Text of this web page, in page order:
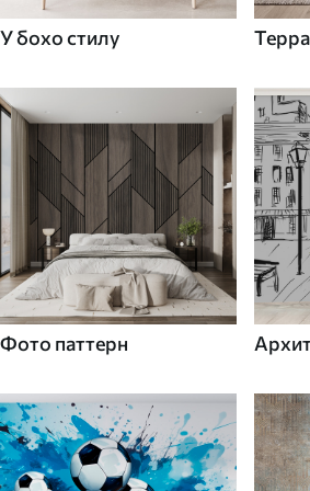
У бохо стилу
Фото паттерн